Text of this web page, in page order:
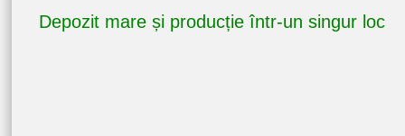
Depozit mare și producție într-un singur loc